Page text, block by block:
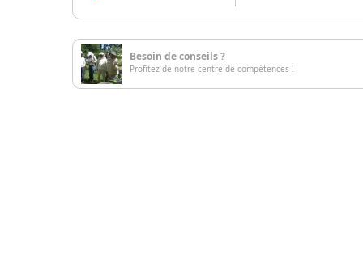
Besoin de conseils ?
Profitez de notre centre de compétences !